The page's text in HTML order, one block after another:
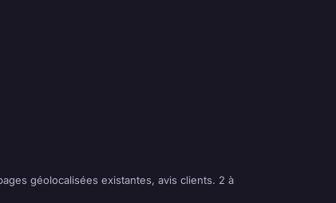
géolocalisées existantes, avis clients. 2 à